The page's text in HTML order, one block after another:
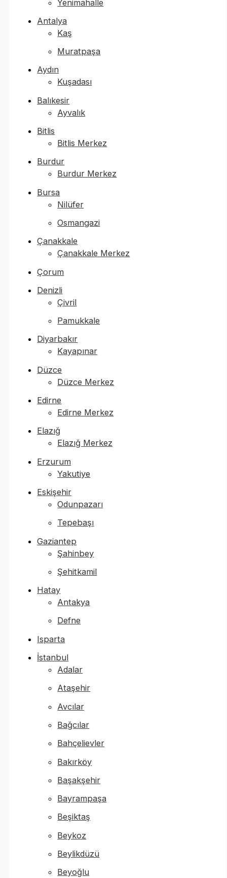
Yenimahalle
Antalya
Kaş
Muratpaşa
Aydın
Kuşadası
Balıkesir
Ayvalık
Bitlis
Bitlis Merkez
Burdur
Burdur Merkez
Bursa
Nilüfer
Osmangazi
Çanakkale
Çanakkale Merkez
Çorum
Denizli
Çivril
Pamukkale
Diyarbakır
Kayapınar
Düzce
Düzce Merkez
Edirne
Edirne Merkez
Elazığ
Elazığ Merkez
Erzurum
Yakutiye
Eskişehir
Odunpazarı
Tepebaşı
Gaziantep
Şahinbey
Şehitkamil
Hatay
Antakya
Defne
Isparta
İstanbul
Adalar
Ataşehir
Avcılar
Bağcılar
Bahçelievler
Bakırköy
Başakşehir
Bayrampaşa
Beşiktaş
Beykoz
Beylikdüzü
Beyoğlu